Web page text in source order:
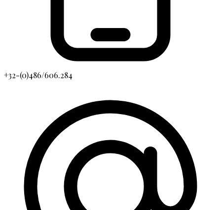
+32-(0)486/606.284